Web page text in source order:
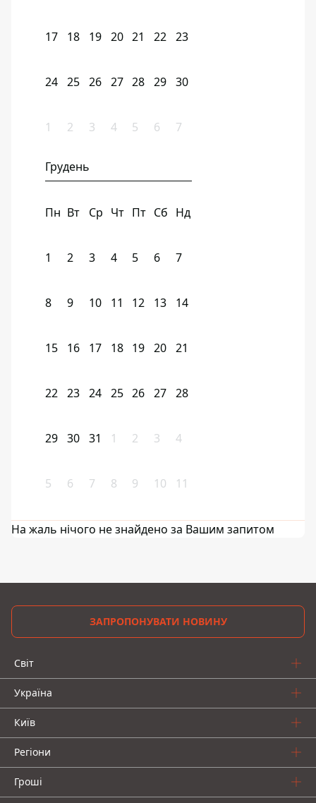
17 18 19 20 21 22 23
24 25 26 27 28 29 30
1 2 3 4 5 6 7
Грудень
Пн Вт Ср Чт Пт Сб Нд
1 2 3 4 5 6 7
8 9 10 11 12 13 14
15 16 17 18 19 20 21
22 23 24 25 26 27 28
29 30 31 1 2 3 4
5 6 7 8 9 10 11
На жаль нічого не знайдено за Вашим запитом
ЗАПРОПОНУВАТИ НОВИНУ
Світ
Україна
Київ
Регіони
Гроші